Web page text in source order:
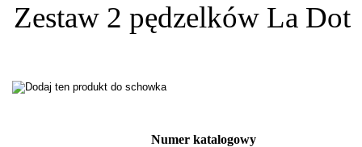
Zestaw 2 pędzelków La Dot
Numer katalogowy